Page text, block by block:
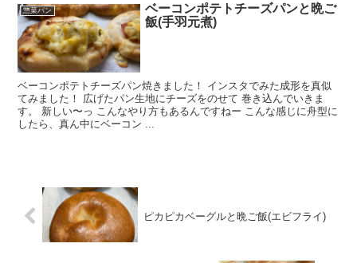
惣菜パン
ベーコンポテトチーズパンと晩ご
飯(手羽元煮)
ベーコンポテトチーズパン焼きました！ インスタでみた成形を真似
てみました！ 広げたパン生地にチーズをのせて 巻き込んでいきま
す。 新しい〜っ こんなやり方もあるんですねー こんな感じに舟型に
したら、真ん中にベーコン ...
ピカピカベーグルと晩ご飯(エビフライ)